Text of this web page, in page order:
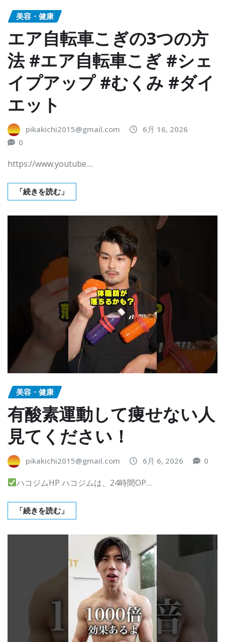
美容・健康
エア自転車こぎの3つの方
法 #エア自転車こぎ #シェ
イプアップ #むくみ #ダイ
エット
pikakichi2015@gmail.com
6月 16, 2026
0
https://www.youtube.…
「続きを読む」
美容・健康
有酸素運動して痩せない人
見てください！
pikakichi2015@gmail.com 6月 6, 2026 0
ハコジムHP ハコジムは、24時間OP…
「続きを読む」